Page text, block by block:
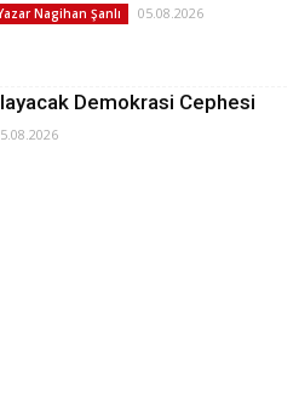
Nagihan Şanlı 05.08.2026
Demokrasi Cephesi